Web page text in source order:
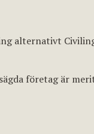
alternativt
företag är